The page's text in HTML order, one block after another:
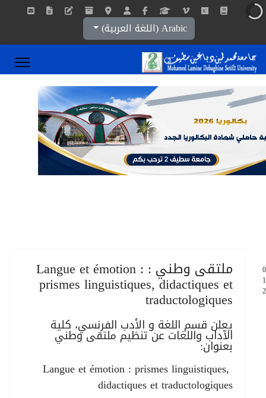
اختر لغتك
Arabic (اللغة العربية)
0
1
2
ملتقى وطني : Langue et émotion :
prismes linguistiques, didactiques et
traductologiques
يعلن قسم اللغة و الأدب الفرنسي، كلية
الآداب واللغات عن تنظيم ملتقى وطني
بعنوان:
Langue et émotion : prismes linguistiques,
didactiques et traductologiques